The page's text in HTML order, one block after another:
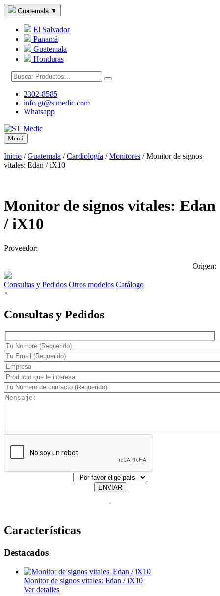
Guatemala ▼
El Salvador
Panamá
Guatemala
Honduras
2302-8585
info.gt@stmedic.com
Whatsapp
Menú
Inicio /Guatemala /Cardiología /Monitores /Monitor de signos
vitales: Edan / iX10
Monitor de signos vitales: Edan
/ iX10
Proveedor:
Origen:
Consultas y Pedidos Otros modelos Catálogo
×
Consultas y Pedidos
ENVIAR
Características
Destacados
Monitor de signos vitales: Edan / iX10
Ver detalles